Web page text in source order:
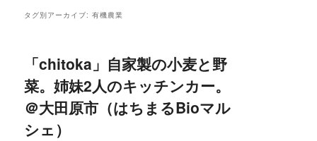
タグ別アーカイブ:有機農業
「chitoka」自家製の小麦と野
菜。姉妹2人のキッチンカー。
＠大田原市（はちまるBioマル
シェ）